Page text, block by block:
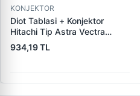
KONJEKTOR
Diot Tablasi + Konjektor
Hitachi Tip Astra Vectra
Combo 1.7 Dti | PARS PRS-
IHR769-IH769 | OEM
934,19 TL